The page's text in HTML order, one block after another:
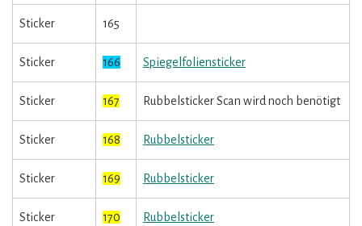
Sticker 165
Sticker 166 Spiegelfoliensticker
Sticker 167 Rubbelsticker Scan wird noch benötigt
Sticker 168 Rubbelsticker
Sticker 169 Rubbelsticker
Sticker 170 Rubbelsticker